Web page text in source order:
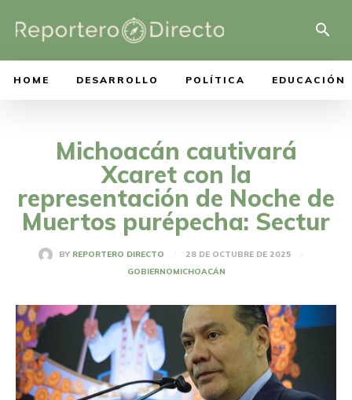
HOME DESARROLLO POLÍTICA EDUCACIÓN
Michoacán cautivará
Xcaret con la
representación de Noche de
Muertos purépecha: Sectur
BY REPORTERO DIRECTO
28 DE OCTUBRE DE 2025
GOBIERNOMICHOACÁN